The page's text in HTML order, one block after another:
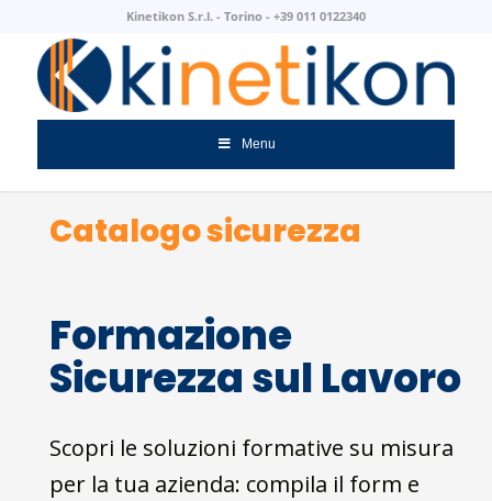
Kinetikon S.r.l. - Torino - +39 011 0122340
Menu
Catalogo sicurezza
Formazione
Sicurezza sul Lavoro
Scopri le soluzioni formative su misura
per la tua azienda: compila il form e